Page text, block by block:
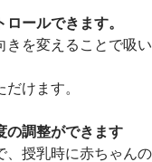
ールできます。
きを変えることで吸い
けます。
の調整ができます
、授乳時に赤ちゃんの